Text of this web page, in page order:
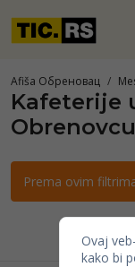
Afiša Обреновац
Kafeterije
Obrenovcu
Prema ovim
Ovaj
kako bi